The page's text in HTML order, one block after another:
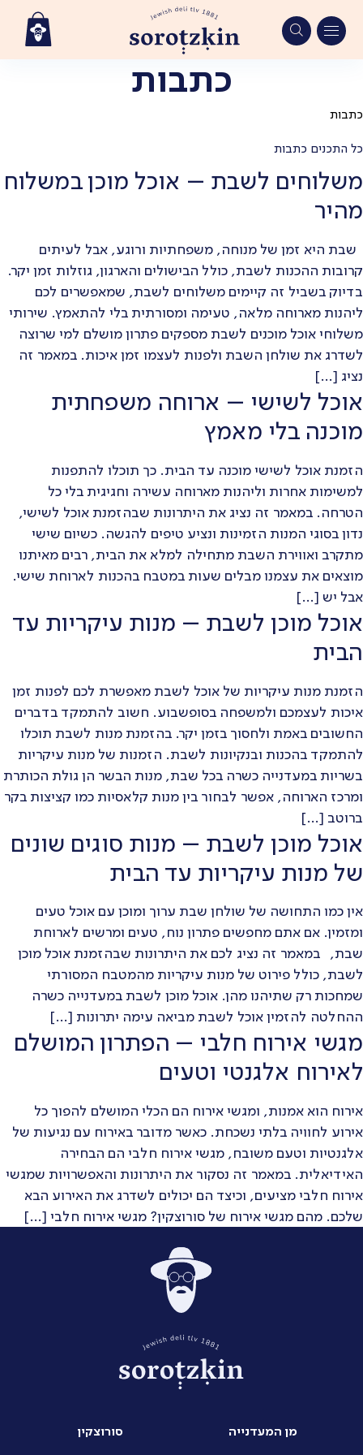
content
כתבות
כתבות
כל התכנים כתבות
משלוחים לשבת – אוכל מוכן במשלוח
מהיר
שבת היא זמן של מנוחה, משפחתיות ורוגע, אבל לעיתים
קרובות ההכנות לשבת, כולל הבישולים והארגון, גוזלות זמן יקר.
בדיוק בשביל זה קיימים משלוחים לשבת, שמאפשרים לכם
ליהנות מארוחה מלאה, טעימה ומסורתית בלי להתאמץ. שירותי
משלוחי אוכל מוכנים לשבת מספקים פתרון מושלם למי שרוצה
לשדרג את שולחן השבת ולפנות לעצמו זמן איכות. במאמר זה
נציג […]
אוכל לשישי – ארוחה משפחתית
מוכנה בלי מאמץ
הזמנת אוכל לשישי מוכנה עד הבית. כך תוכלו להתפנות
למשימות אחרות וליהנות מארוחה עשירה וחגיגית בלי כל
הטרחה. במאמר זה נציג את היתרונות שבהזמנת אוכל לשישי,
נדון בסוגי המנות הזמינות ונציע טיפים להגשה. כשיום שישי
מתקרב ואווירת השבת מתחילה למלא את הבית, רבים מאיתנו
מוצאים את עצמנו מבלים שעות במטבח בהכנות לארוחת שישי.
אבל יש […]
אוכל מוכן לשבת – מנות עיקריות עד
הבית
הזמנת מנות עיקריות של אוכל לשבת מאפשרת לכם לפנות זמן
איכות לעצמכם ולמשפחה בסופשבוע. חשוב להתמקד בדברים
החשובים באמת ולחסוך בזמן יקר. בהזמנת מנות לשבת תוכלו
להתמקד בהכנות ובנקיונות לשבת. הזמנות של מנות עיקריות
בשריות במעדנייה כשרה בכל שבת, מנות הבשר הן גולת הכותרת
ומרכז הארוחה, אפשר לבחור בין מנות קלאסיות כמו קציצות בקר
ברוטב […]
אוכל מוכן לשבת – מנות סוגים שונים
של מנות עיקריות עד הבית
אין כמו התחושה של שולחן שבת ערוך ומוכן עם אוכל טעים
ומזמין. אם אתם מחפשים פתרון נוח, טעים ומרשים לארוחת
שבת, במאמר זה נציג לכם את היתרונות שבהזמנת אוכל מוכן
לשבת, כולל פירוט של מנות עיקריות מהמטבח המסורתי
שמחכות רק שתיהנו מהן. אוכל מוכן לשבת במעדנייה כשרה
ההחלטה להזמין אוכל לשבת מביאה עימה יתרונות […]
מגשי אירוח חלבי – הפתרון המושלם
לאירוח אלגנטי וטעים
אירוח הוא אמנות, ומגשי אירוח הם הכלי המושלם להפוך כל
אירוע לחוויה בלתי נשכחת. כאשר מדובר באירוח עם נגיעות של
אלגנטיות וטעם משובח, מגשי אירוח חלבי הם הבחירה
האידיאלית. במאמר זה נסקור את היתרונות והאפשרויות שמגשי
אירוח חלבי מציעים, וכיצד הם יכולים לשדרג את האירוע הבא
שלכם. מהם מגשי אירוח של סורוצקין? מגשי אירוח חלבי […]
מן המעדנייה
סורוצקין